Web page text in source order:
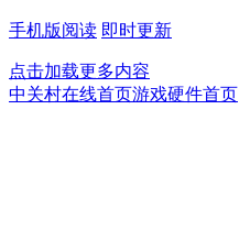
手机版阅读 即时更新
点击加载更多内容
中关村在线首页游戏硬件首页